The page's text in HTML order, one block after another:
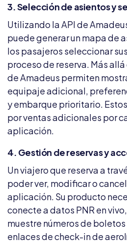
3. Selección de asientos y
Utilizando la API de
puede generar un mapa de
los pasajeros seleccionar
proceso de reserva. Más
de Amadeus permiten
equipaje adicional,
y embarque prioritario.
por ventas adicionales por
aplicación.
4. Gestión de reservas y
Un viajero que reserva a
poder ver, modificar o
aplicación. Su producto
conecte a datos PNR en
muestre números de
enlaces de check-in de